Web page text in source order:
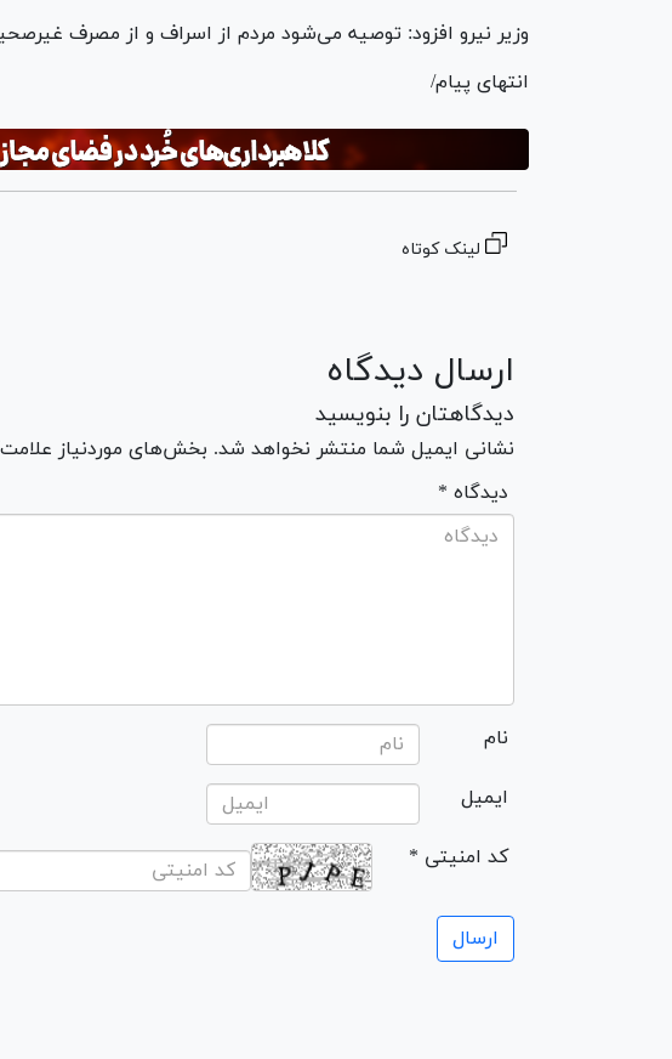
وزیر نیرو افزود: توصیه می‌شود مردم از اسراف و از مصرف
انتهای پیام/
لینک کوتاه
ارسال دیدگاه
دیدگاهتان را بنویسید
نشانی ایمیل شما منتشر نخواهد شد. بخش‌های موردنیاز
* دیدگاه
نام
ایمیل
* کد امنیتی